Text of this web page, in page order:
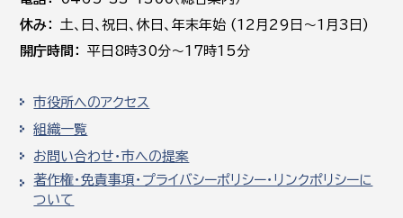
休み
土､日､祝日、休日、年末年始 (12月29日～1月3日)
開庁時間
平日8時30分～17時15分
市役所へのアクセス
組織一覧
お問い合わせ・市への提案
著作権・免責事項・プライバシーポリシー・リンクポリシーに
ついて